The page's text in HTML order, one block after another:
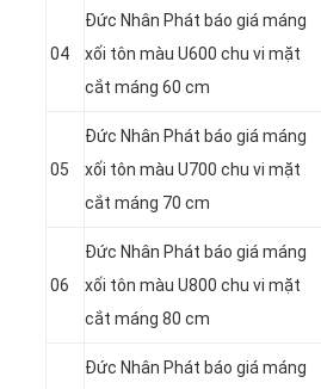
04
Đức Nhân Phát báo giá máng
xối tôn màu U600 chu vi mặt
cắt máng 60 cm
05
Đức Nhân Phát báo giá máng
xối tôn màu U700 chu vi mặt
cắt máng 70 cm
06
Đức Nhân Phát báo giá máng
xối tôn màu U800 chu vi mặt
cắt máng 80 cm
Đức Nhân Phát báo giá máng